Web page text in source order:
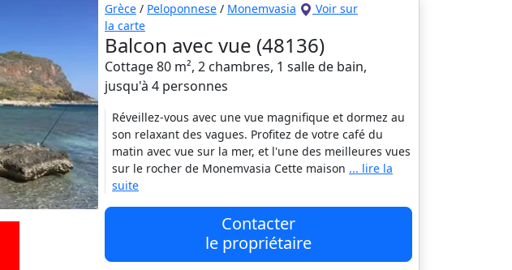
Grèce / Peloponnese / Monemvasia
Voir sur
la carte
Balcon avec vue (48136)
Cottage 80 m², 2 chambres, 1 salle de bain,
jusqu'à 4 personnes
Réveillez-vous avec une vue magnifique et dormez au
son relaxant des vagues. Profitez de votre café du
matin avec vue sur la mer, et l'une des meilleures vues
sur le rocher de Monemvasia Cette maison ... lire la
suite
Contacter
le propriétaire